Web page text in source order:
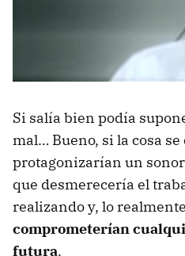
Si salía bien podía
mal… Bueno, si la cosa
protagonizarían un
que desmerecería el
realizando y, lo
comprometerían
futura.